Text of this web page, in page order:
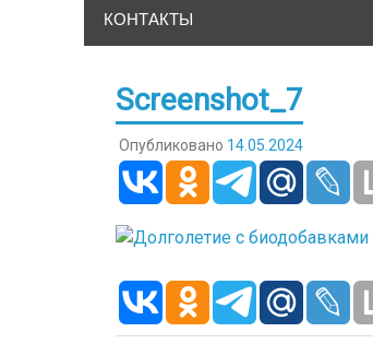
КОНТАКТЫ
Screenshot_7
Опубликовано 14.05.2024